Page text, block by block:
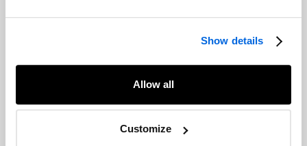
Show details
Allow all
Customize
Formation médiatique |Marchés des capitaux
Sept conseils pour réussir son rapport